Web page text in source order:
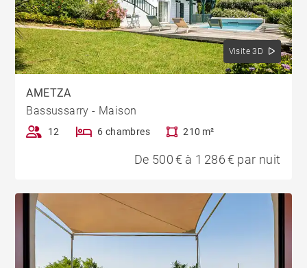
Visite 3D
AMETZA
Bassussarry - Maison
12 6 chambres 210 m²
De 500 € à 1 286 € par nuit